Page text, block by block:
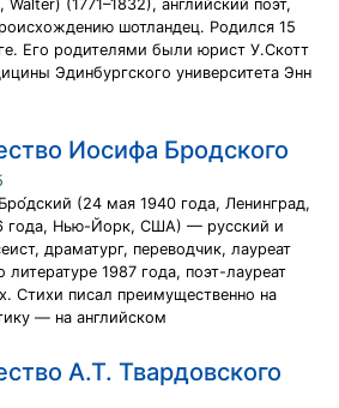
(1771–1832), английский поэт,
шотландец. Родился 15
Его родителями были юрист У.Скотт
Эдинбургского университета Энн
Иосифа Бродского
(24 мая 1940 года, Ленинград,
года, Нью-Йорк, США) — русский и
драматург, переводчик, лауреат
1987 года, поэт-лауреат
Стихи писал преимущественно на
— на английском
А.Т. Твардовского